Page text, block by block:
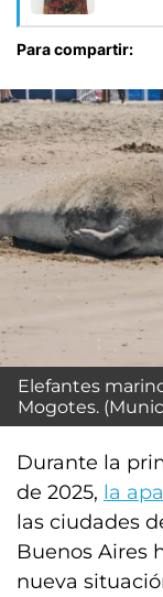
Para compartir:
Elefantes
Mogotes.
Durante la
de 2025, la
las ciudades
Buenos Aires
nueva